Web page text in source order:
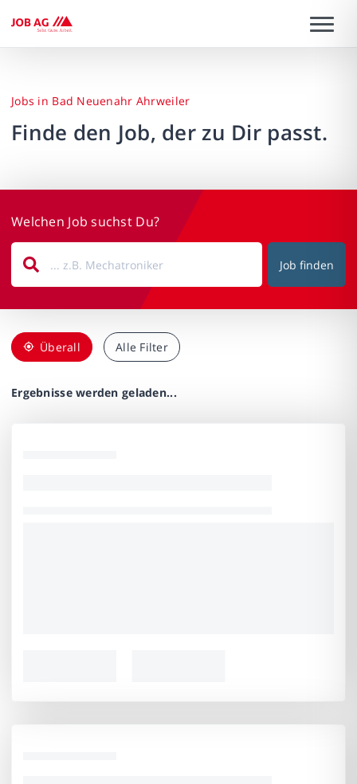
Jobs in Bad Neuenahr Ahrweiler
Finde den Job, der zu Dir passt.
Welchen Job suchst Du?
Job finden
Überall Alle Filter
Ergebnisse werden geladen...